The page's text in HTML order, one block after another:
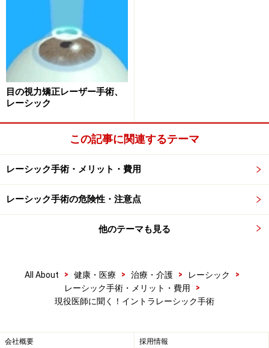
目の視力矯正レーザー手術、
レーシック
この記事に関連するテーマ
レーシック手術・メリット・費用
レーシック手術の危険性・注意点
他のテーマも見る
All About > 健康・医療 > 治療・介護 > レーシック
>
レーシック手術・メリット・費用
>
現役医師に聞く！イントラレーシック手術
会社概要 採用情報